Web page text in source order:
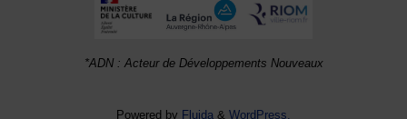
*ADN : Acteur de Développements Nouveaux
Powered by Fluida & WordPress.